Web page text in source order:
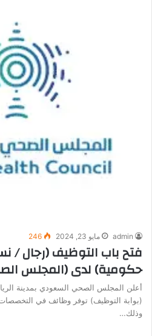
admin مايو 23, 2024 246
فتح باب التوظيف (رجال /
حكومية) لدى (المجلس
أعلن المجلس الصحي السعودي بمدينة
(بوابة التوظيف) توفر وظائف في التخصصات
وذلك…